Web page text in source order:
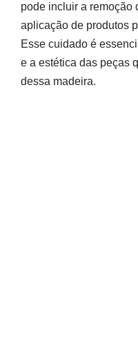
pode incluir a remoção
aplicação de produtos
Esse cuidado é
e a estética das peças
dessa madeira.